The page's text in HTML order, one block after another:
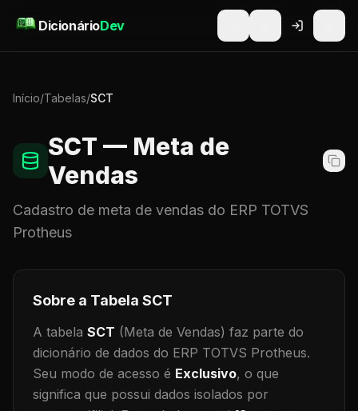
DicionárioDev
Início/Tabelas/SCT
SCT — Meta de
Vendas
Cadastro de meta de vendas do ERP TOTVS
Protheus
Sobre a Tabela SCT
A tabela SCT (Meta de Vendas) faz parte do
dicionário de dados do ERP TOTVS Protheus.
Seu modo de acesso é Exclusivo, o que
significa que possui dados isolados por